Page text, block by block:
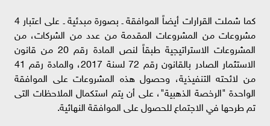
كما شملت القرارات أيضاً الموافقة ـ بصورة مبدئية ـ على اعتبار 4
مشروعات من المشروعات المقدمة من عدد من الشركات، من
المشروعات الاستراتيجية طبقاً لنص المادة رقم 20 من قانون
الاستثمار الصادر بالقانون رقم 72 لسنة 2017، والمادة رقم 41
من لائحته التنفيذية، وحصول هذه المشروعات على الموافقة
الواحدة "الرخصة الذهبية"، على أن يتم استكمال الملاحظات التى
تم طرحها في الاجتماع للحصول على الموافقة النهائية.